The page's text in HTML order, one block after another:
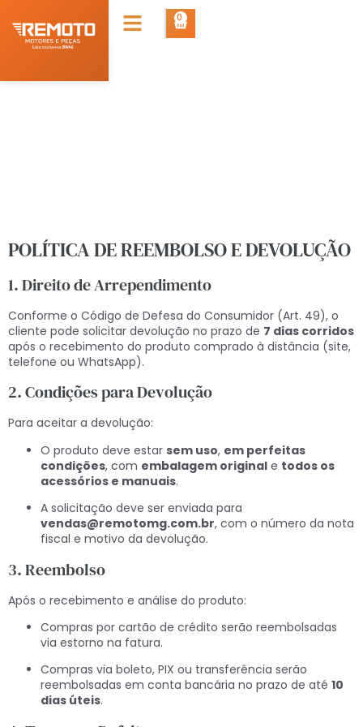
0
POLÍTICA DE REEMBOLSO E DEVOLUÇÃO
1. Direito de Arrependimento
Conforme o Código de Defesa do Consumidor (Art. 49), o
cliente pode solicitar devolução no prazo de 7 dias corridos
após o recebimento do produto comprado à distância (site,
telefone ou WhatsApp).
2. Condições para Devolução
Para aceitar a devolução:
O produto deve estar sem uso, em perfeitas
condições, com embalagem original e todos os
acessórios e manuais.
A solicitação deve ser enviada para
vendas@remotomg.com.br, com o número da nota
fiscal e motivo da devolução.
3. Reembolso
Após o recebimento e análise do produto:
Compras por cartão de crédito serão reembolsadas
via estorno na fatura.
Compras via boleto, PIX ou transferência serão
reembolsadas em conta bancária no prazo de até 10
dias úteis.